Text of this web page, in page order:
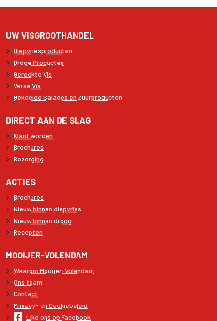
UW VISGROOTHANDEL
Diepvriesproducten
Droge Producten
Gerookte Vis
Verse Vis
Gekoelde Salades en Zuurproducten
DIRECT AAN DE SLAG
Klant worden
Brochures
Bezorging
ACTIES
Brochures
Nieuw binnen diepvries
Nieuw binnen droog
Recepten
MOOIJER-VOLENDAM
Waarom Mooijer-Volendam
Ons team
Contact
Privacy- en Cookiebeleid
Like ons op Facebook